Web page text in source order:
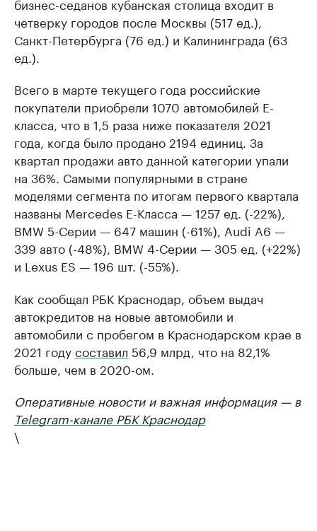
четверку городов после Москвы (517 ед.),
Санкт-Петербурга (76 ед.) и Калининграда (63
ед.).
Всего в марте текущего года российские
покупатели приобрели 1070 автомобилей Е-
класса, что в 1,5 раза ниже показателя 2021
года, когда было продано 2194 единиц. За
квартал продажи авто данной категории упали
на 36%. Самыми популярными в стране
моделями сегмента по итогам первого квартала
названы Mercedes E-Класса — 1257 ед. (-22%),
BMW 5-Серии — 647 машин (-61%), Audi A6 —
339 авто (-48%), BMW 4-Серии — 305 ед. (+22%)
и Lexus ES — 196 шт. (-55%).
Как сообщал РБК Краснодар, объем выдач
автокредитов на новые автомобили и
автомобили с пробегом в Краснодарском крае в
2021 годусоставил 56,9 млрд, что на 82,1%
больше, чем в 2020-ом.
Оперативные новости и важная информация — в
Telegram-канале РБК Краснодар
\